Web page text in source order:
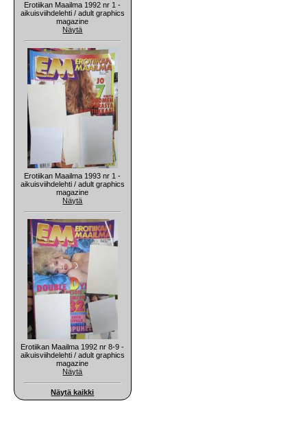
Erotiikan Maailma 1992 nr 1 -
aikuisviihdelehti / adult graphics
magazine
Näytä
Erotiikan Maailma 1993 nr 1 -
aikuisviihdelehti / adult graphics
magazine
Näytä
Erotiikan Maailma 1992 nr 8-9 -
aikuisviihdelehti / adult graphics
magazine
Näytä
Näytä kaikki